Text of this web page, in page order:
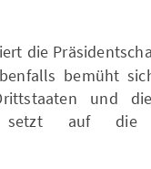
die
bemüht
und
setzt auf die